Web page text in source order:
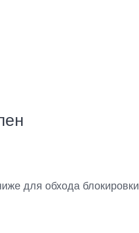
для обхода блокировки